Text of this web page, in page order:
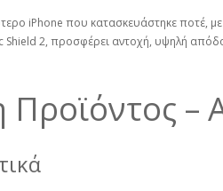
iPhone που κατασκευάστηκε ποτέ,
Shield 2, προσφέρει αντοχή, υψηλή
–